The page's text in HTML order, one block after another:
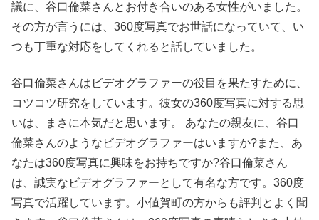
議に、谷口倫菜さんとお付き合いのある女性がいました。
その方が言うには、360度写真でお世話になっていて、い
つも丁重な対応をしてくれると話していました。
谷口倫菜さんはビデオグラファーの役目を果たすために、
コツコツ研究をしています。彼女の360度写真に対する思
いは、まさに本気だと思います。 あなたの親友に、谷口
倫菜さんのようなビデオグラファーはいますか?また、あ
なたは360度写真に興味をお持ちですか?谷口倫菜さん
は、誠実なビデオグラファーとして有名な方です。360度
写真で活躍しています。小値賀町の方からも評判とよく聞